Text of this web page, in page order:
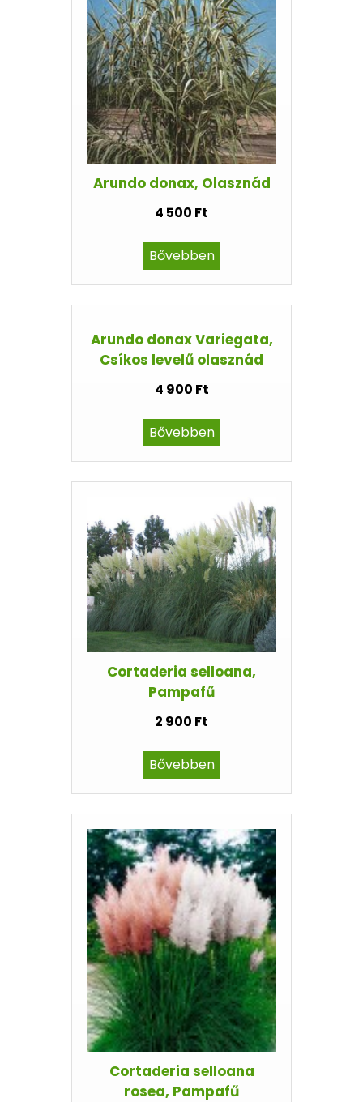
Arundo donax, Olasznád
4 500 Ft
Bővebben
Arundo donax Variegata,
Csíkos levelű olasznád
4 900 Ft
Bővebben
Cortaderia selloana,
Pampafű
2 900 Ft
Bővebben
Cortaderia selloana
rosea, Pampafű